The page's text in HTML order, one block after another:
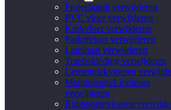
Projecttapijt verwijderen
PVC vloer verwijderen
Kurkvloer verwijderen
Parketvloer verwijderen
Laminaat verwijderen
Trapbekleding verwijderen
Cementdekvloeren
Marmoleum/Linoleum
verwijderen
Rubbergietvloeren